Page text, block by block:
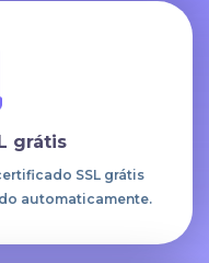
grátis
SSL grátis
automaticamente.